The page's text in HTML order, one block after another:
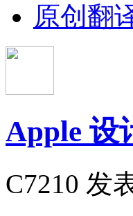
原创翻
Apple 设
C7210 发